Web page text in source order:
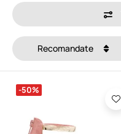
Recomandate
-50%